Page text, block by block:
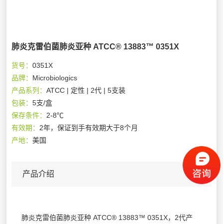
肺炎克雷伯菌肺炎亚种 ATCC® 13883™ 0351X
货号：0351X
品牌： Microbiologics
产品系列：ATCC | 定性 | 2代 | 5支装
包装：5支/盒
保存条件： 2-8℃
有效期： 2年，保证到手有效期大于8个月
产地：美国
产品介绍
肺炎克雷伯菌肺炎亚种 ATCC® 13883™ 0351X，2代产